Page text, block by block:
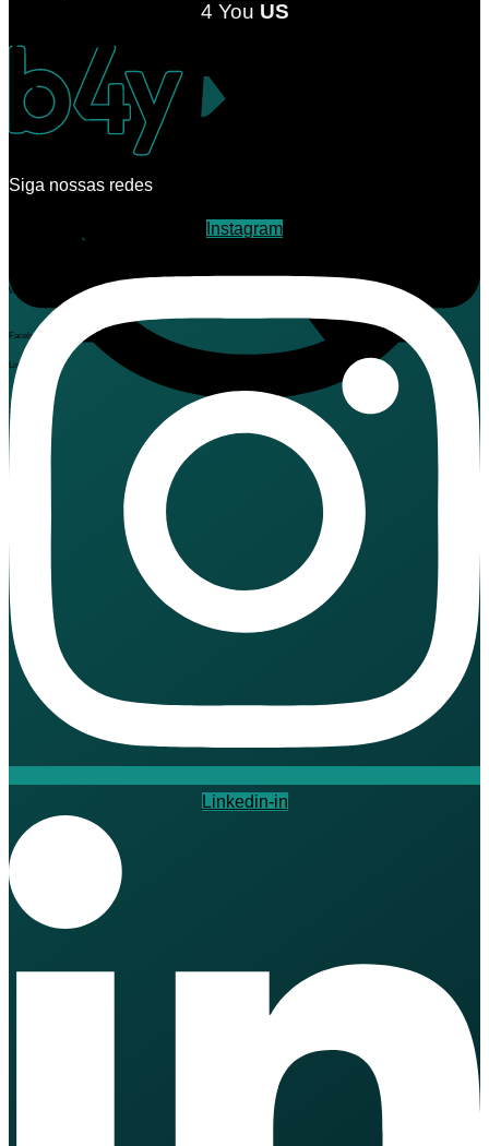
WhatsApp
LinkedIn
Facebook
Threads
X
4 You US
Siga nossas redes
Instagram
Linkedin-in